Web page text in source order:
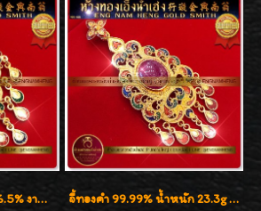
จี้ทองคำลงยา ทองคำ 96.5% งานทองลงยา น้ำหนัก 1 บาท จี้ทองคำ 99.99% น้ำหนัก 23.3g งานทองสุโขทัยลงยา ประดับทับทิมน้ำงาม